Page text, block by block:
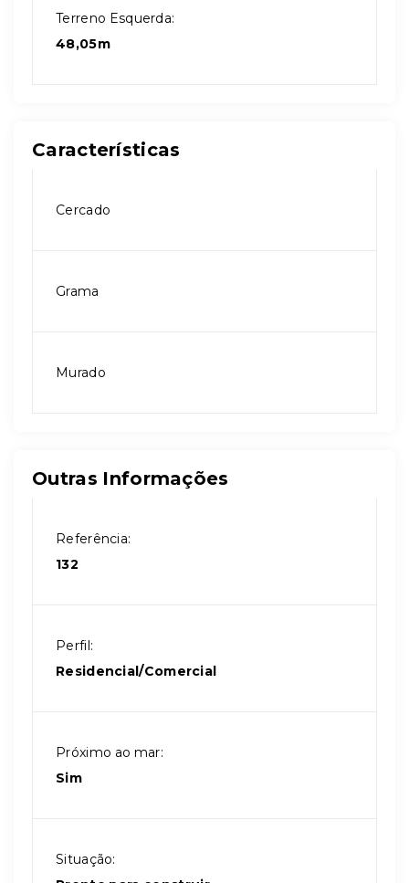
Terreno Esquerda:
48,05m
Características
Cercado
Grama
Murado
Outras Informações
Referência:
132
Perfil:
Residencial/Comercial
Próximo ao mar:
Sim
Situação: